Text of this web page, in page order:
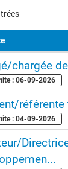
chargée
: 06-09-2026
: 04-09-2026